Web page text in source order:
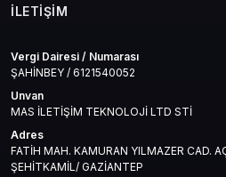
İLETIŞIM
Vergi Dairesi / Numarası
ŞAHİNBEY / 6121540052
Unvan
MAS İLETİŞİM TEKNOLOJİ LTD STİ
Adres
FATİH MAH. KAMURAN YILMAZER CAD.
ŞEHİTKAMİL/ GAZİANTEP